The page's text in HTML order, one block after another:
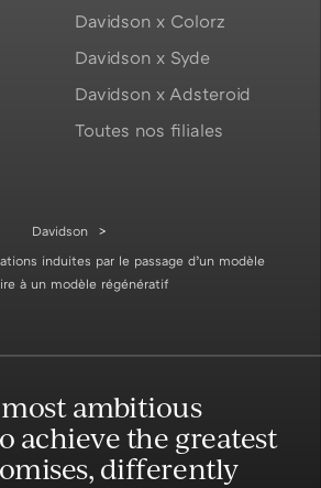
Davidson x Colorz
Davidson x Syde
Davidson x Adsteroid
Toutes nos filiales
Davidson
induites par le passage d’un modèle
à un modèle régénératif
ambitious
achieve the greatest
differently